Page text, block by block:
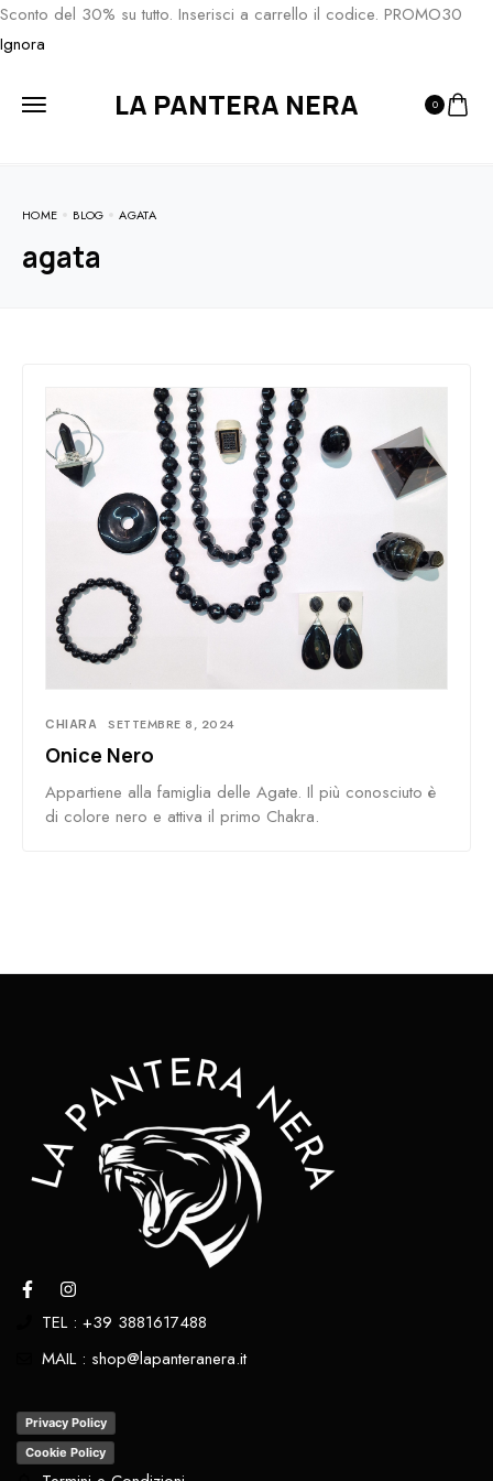
Sconto del 30% su tutto. Inserisci a carrello il codice. PROMO30
Ignora
LA PANTERA NERA 0
HOME BLOG AGATA
agata
CHIARA SETTEMBRE 8, 2024
Onice Nero
Appartiene alla famiglia delle Agate. Il più conosciuto è
di colore nero e attiva il primo Chakra.
TEL : +39 3881617488
MAIL : shop@lapanteranera.it
Privacy Policy
Cookie Policy